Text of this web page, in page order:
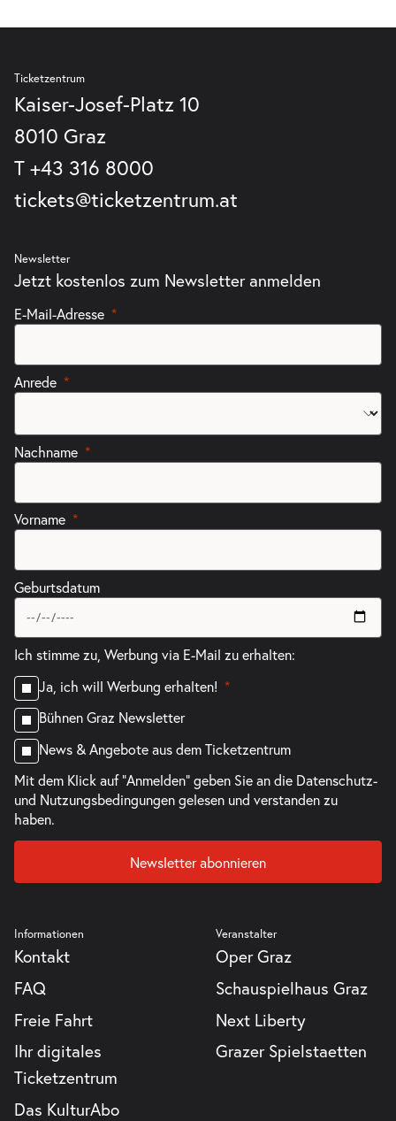
Ticketzentrum
Kaiser-Josef-Platz 10
8010 Graz
T +43 316 8000
tickets@ticketzentrum.at
Newsletter
Jetzt kostenlos zum Newsletter anmelden
E-Mail-Adresse
Anrede
Nachname
Vorname
Geburtsdatum
Ich stimme zu, Werbung via E-Mail zu erhalten:
Ja, ich will Werbung erhalten!
Bühnen Graz Newsletter
News & Angebote aus dem Ticketzentrum
Mit dem Klick auf "Anmelden" geben Sie an die Datenschutz-
und Nutzungsbedingungengelesen und verstanden zu
haben.
Newsletter abonnieren
Informationen
Kontakt
FAQ
Freie Fahrt
Ihr digitales
Ticketzentrum
Das KulturAbo
Veranstalter
Oper Graz
Schauspielhaus Graz
Next Liberty
Grazer Spielstaetten